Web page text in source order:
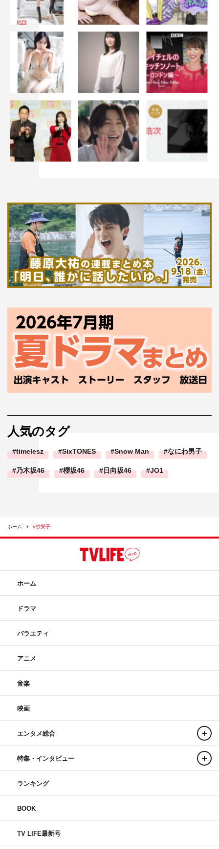
人気のタグ
timelesz SixTONES Snow Man なにわ男子
乃木坂46 櫻坂46 日向坂46 JO1
ホーム #紗栄子
ホーム
ドラマ
バラエティ
アニメ
音楽
映画
エンタメ総合
特集・インタビュー
ランキング
BOOK
TV LIFE最新号